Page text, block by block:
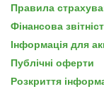
Правила
Фінансова
Інформація для
Публічні оферти
Розкриття